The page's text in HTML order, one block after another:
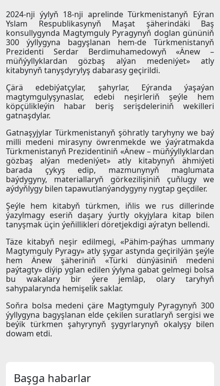
2024-nji ýylyň 18-nji aprelinde Türkmenistanyň Eýran
Yslam Respublikasynyň Maşat şäherindäki Baş
konsullygynda Magtymguly Pyragynyň doglan gününiň
300 ýyllygyna bagyşlanan hem-de Türkmenistanyň
Prezidenti Serdar Berdimuhamedowyň «Änew –
müňýyllyklardan gözbaş alýan medeniýet» atly
kitabynyň tanyşdyrylyş dabarasy geçirildi.
Çärä edebiýatçylar, şahyrlar, Eýranda ýaşaýan
magtymgulyşynaslar, edebi neşirleriň şeýle hem
köpçülikleýin habar beriş serişdeleriniň wekilleri
gatnaşdylar.
Gatnaşyjylar Türkmenistanyň şöhratly taryhyny we baý
milli medeni mirasyny öwrenmekde we ýaýratmakda
Türkmenistanyň Prezidentiniň «Änew – müňýyllyklardan
gözbaş alýan medeniýet» atly kitabynyň ähmiýeti
barada çykyş edip, mazmunynyň maglumata
baýdygyny, materiallaryň görkezilişiniň çuňlugy we
aýdyňlygy bilen tapawutlanýandygyny nygtap geçdiler.
Şeýle hem kitabyň türkmen, iňlis we rus dillerinde
ýazylmagy eseriň daşary ýurtly okyjylara kitap bilen
tanyşmak üçin ýeňillikleri döretjekdigi aýratyn bellendi.
Täze kitabyň neşir edilmegi, «Pähim-paýhas ummany
Magtymguly Pyragy» atly şygar astynda geçirilýän şeýle
hem Änew şäheriniň «Türki dünýäsiniň medeni
paýtagty» diýip yglan edilen ýylyna gabat gelmegi bolsa
bu wakalary bir ýere jemläp, olary taryhyň
sahypalarynda hemişelik saklar.
Soňra bolsa medeni çäre Magtymguly Pyragynyň 300
ýyllygyna bagyşlanan elde çekilen suratlaryň sergisi we
beýik türkmen şahyrynyň şygyrlarynyň okalyşy bilen
dowam etdi.
Başga habarlar